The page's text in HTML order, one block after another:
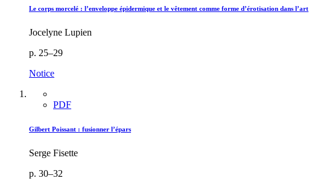
Le corps morcelé : l’enveloppe épidermique et le vêtement comme forme d’érotisation dans l’art
Jocelyne Lupien
p. 25–29
Notice
PDF
Gilbert Poissant : fusionner l’épars
Serge Fisette
p. 30–32